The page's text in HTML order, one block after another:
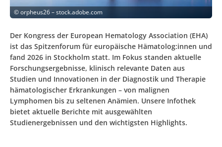
©orpheus26 – stock.adobe.com
Der Kongress der European Hematology Association (EHA)
ist das Spitzenforum für europäische Hämatolog:innen und
fand 2026 in Stockholm statt. Im Fokus standen aktuelle
Forschungsergebnisse, klinisch relevante Daten aus
Studien und Innovationen in der Diagnostik und Therapie
hämatologischer Erkrankungen – von malignen
Lymphomen bis zu seltenen Anämien. Unsere Infothek
bietet aktuelle Berichte mit ausgewählten
Studienergebnissen und den wichtigsten Highlights.